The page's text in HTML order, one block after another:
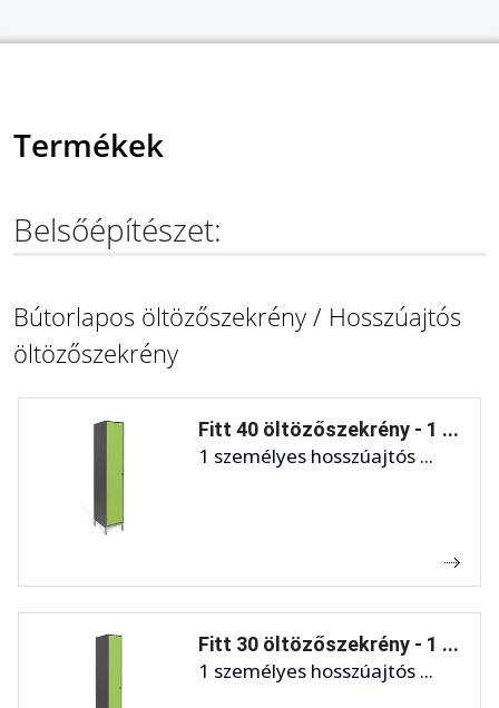
Termékek
Belsőépítészet:
Bútorlapos öltözőszekrény / Hosszúajtós
öltözőszekrény
Fitt 40 öltözőszekrény - 1 ...
1 személyes hosszúajtós ...
Fitt 30 öltözőszekrény - 1 ...
1 személyes hosszúajtós ...